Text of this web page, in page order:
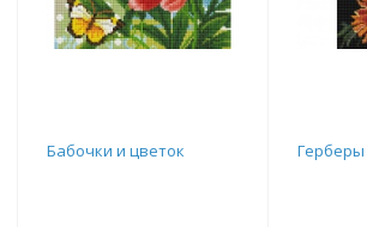
Бабочки и цветок Герберы